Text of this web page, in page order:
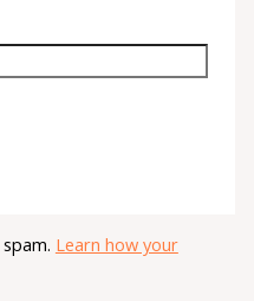
Learn how your